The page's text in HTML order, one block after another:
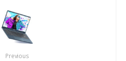
Previous